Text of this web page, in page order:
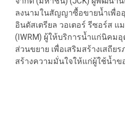
ลงนามในสัญญาซื้อขายน้ำเพื่อ
อินดัสเตรียล วอเตอร์ รีซอร์ส แ
(IWRM) ผู้ให้บริการน้ำแก่นิคมอุ
ส่วนขยาย เพื่อเสริมสร้างเสถีย
สร้างความมั่นใจให้แก่ผู้ใช้น้ำข